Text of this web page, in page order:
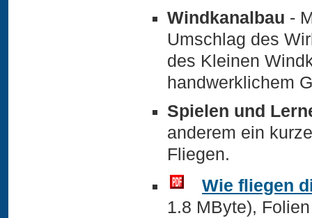
Windkanalbau -
Umschlag des
des Kleinen
handwerklichem
Spielen und
anderem ein
Fliegen.
Wie fliegen
1.8 MByte),